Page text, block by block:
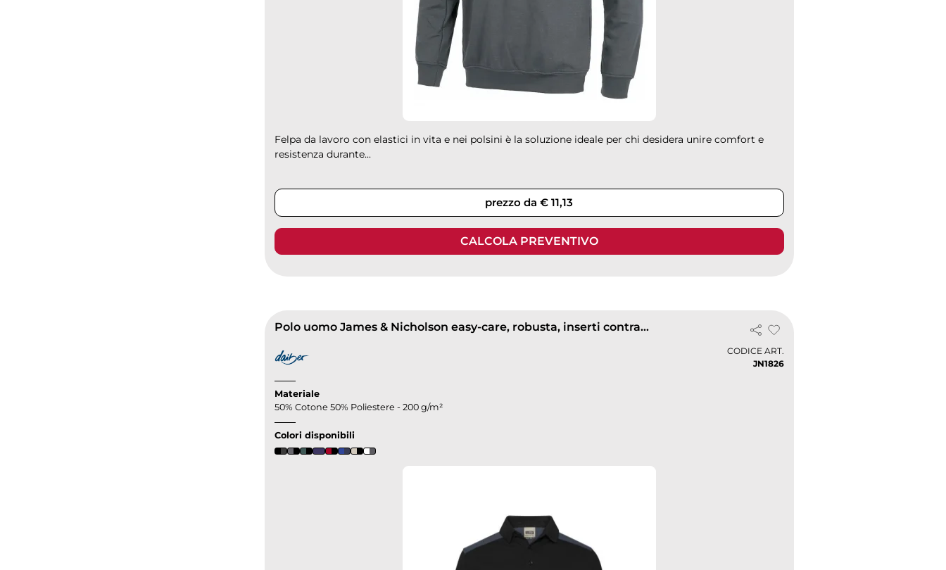
Felpa da lavoro con elastici in vita e nei polsini è la soluzione ideale per chi desidera unire comfort e
resistenza durante...
prezzo da € 11,13
CALCOLA PREVENTIVO
Polo uomo James & Nicholson easy-care, robusta, inserti contrasto
CODICE ART.
JN1826
Materiale
50% Cotone 50% Poliestere - 200 g/m²
Colori disponibili